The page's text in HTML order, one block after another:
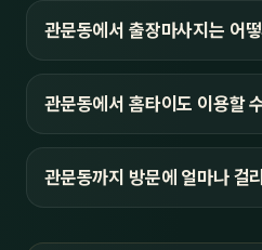
관문동에서 출장마사지는 어
관문동에서 홈타이도 이용할
관문동까지 방문에 얼마나 걸